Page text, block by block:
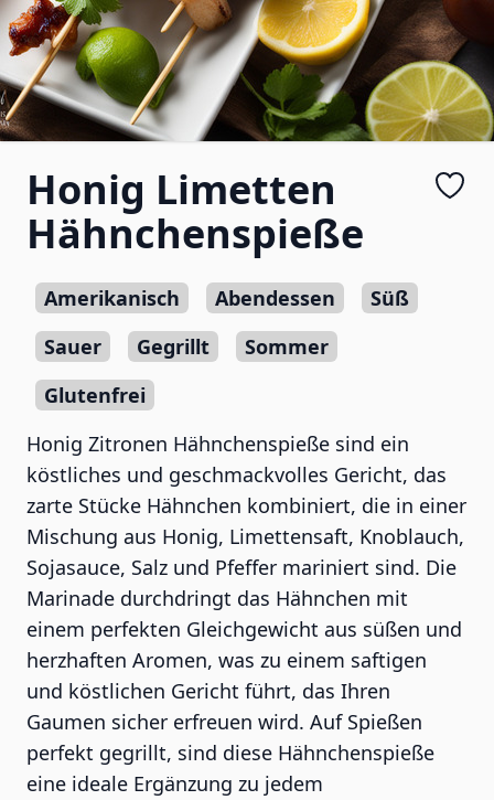
Honig Limetten
Hähnchenspieße
Amerikanisch Abendessen
Süß
Sauer
Gegrillt
Sommer
Glutenfrei
Honig Zitronen Hähnchenspieße sind ein
köstliches und geschmackvolles Gericht, das
zarte Stücke Hähnchen kombiniert, die in einer
Mischung aus Honig, Limettensaft, Knoblauch,
Sojasauce, Salz und Pfeffer mariniert sind. Die
Marinade durchdringt das Hähnchen mit
einem perfekten Gleichgewicht aus süßen und
herzhaften Aromen, was zu einem saftigen
und köstlichen Gericht führt, das Ihren
Gaumen sicher erfreuen wird. Auf Spießen
perfekt gegrillt, sind diese Hähnchenspieße
eine ideale Ergänzung zu jedem